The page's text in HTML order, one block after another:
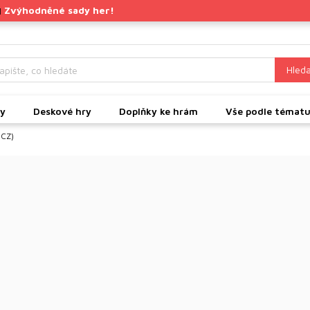
| Zvýhodněné sady her!
Deskové hry Doplňky ke hrám Vše podle tématu